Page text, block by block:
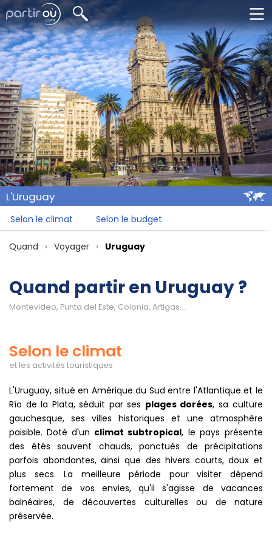
L'Uruguay
Selon le climat Selon le budget
Quand Voyager Uruguay
Quand partir en Uruguay ?
Montevideo, Punta del Este, Colonia, Artigas...
Selon le climat
et les activités touristiques
L'Uruguay, situé en Amérique du Sud entre l'Atlantique et le
Río de la Plata, séduit par ses plages dorées, sa culture
gauchesque, ses villes historiques et une atmosphère
paisible. Doté d'un climat subtropical, le pays présente
des étés souvent chauds, ponctués de précipitations
parfois abondantes, ainsi que des hivers courts, doux et
plus secs. La meilleure période pour visiter dépend
fortement de vos envies, qu'il s'agisse de vacances
balnéaires, de découvertes culturelles ou de nature
préservée.